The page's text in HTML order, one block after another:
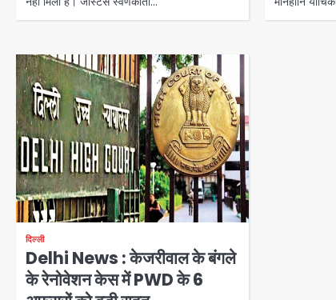
दिल्ली
Delhi News : केजरीवाल के बंगले
के रेनोवेशन केस में PWD के 6